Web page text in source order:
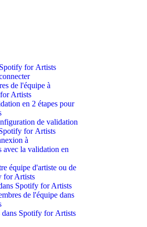
for Artists
de l'équipe à
Artists
en 2 étapes pour
de validation
for Artists
à
la validation en
équipe d'artiste ou de
for Artists
Spotify for Artists
de l'équipe dans
dans Spotify for Artists